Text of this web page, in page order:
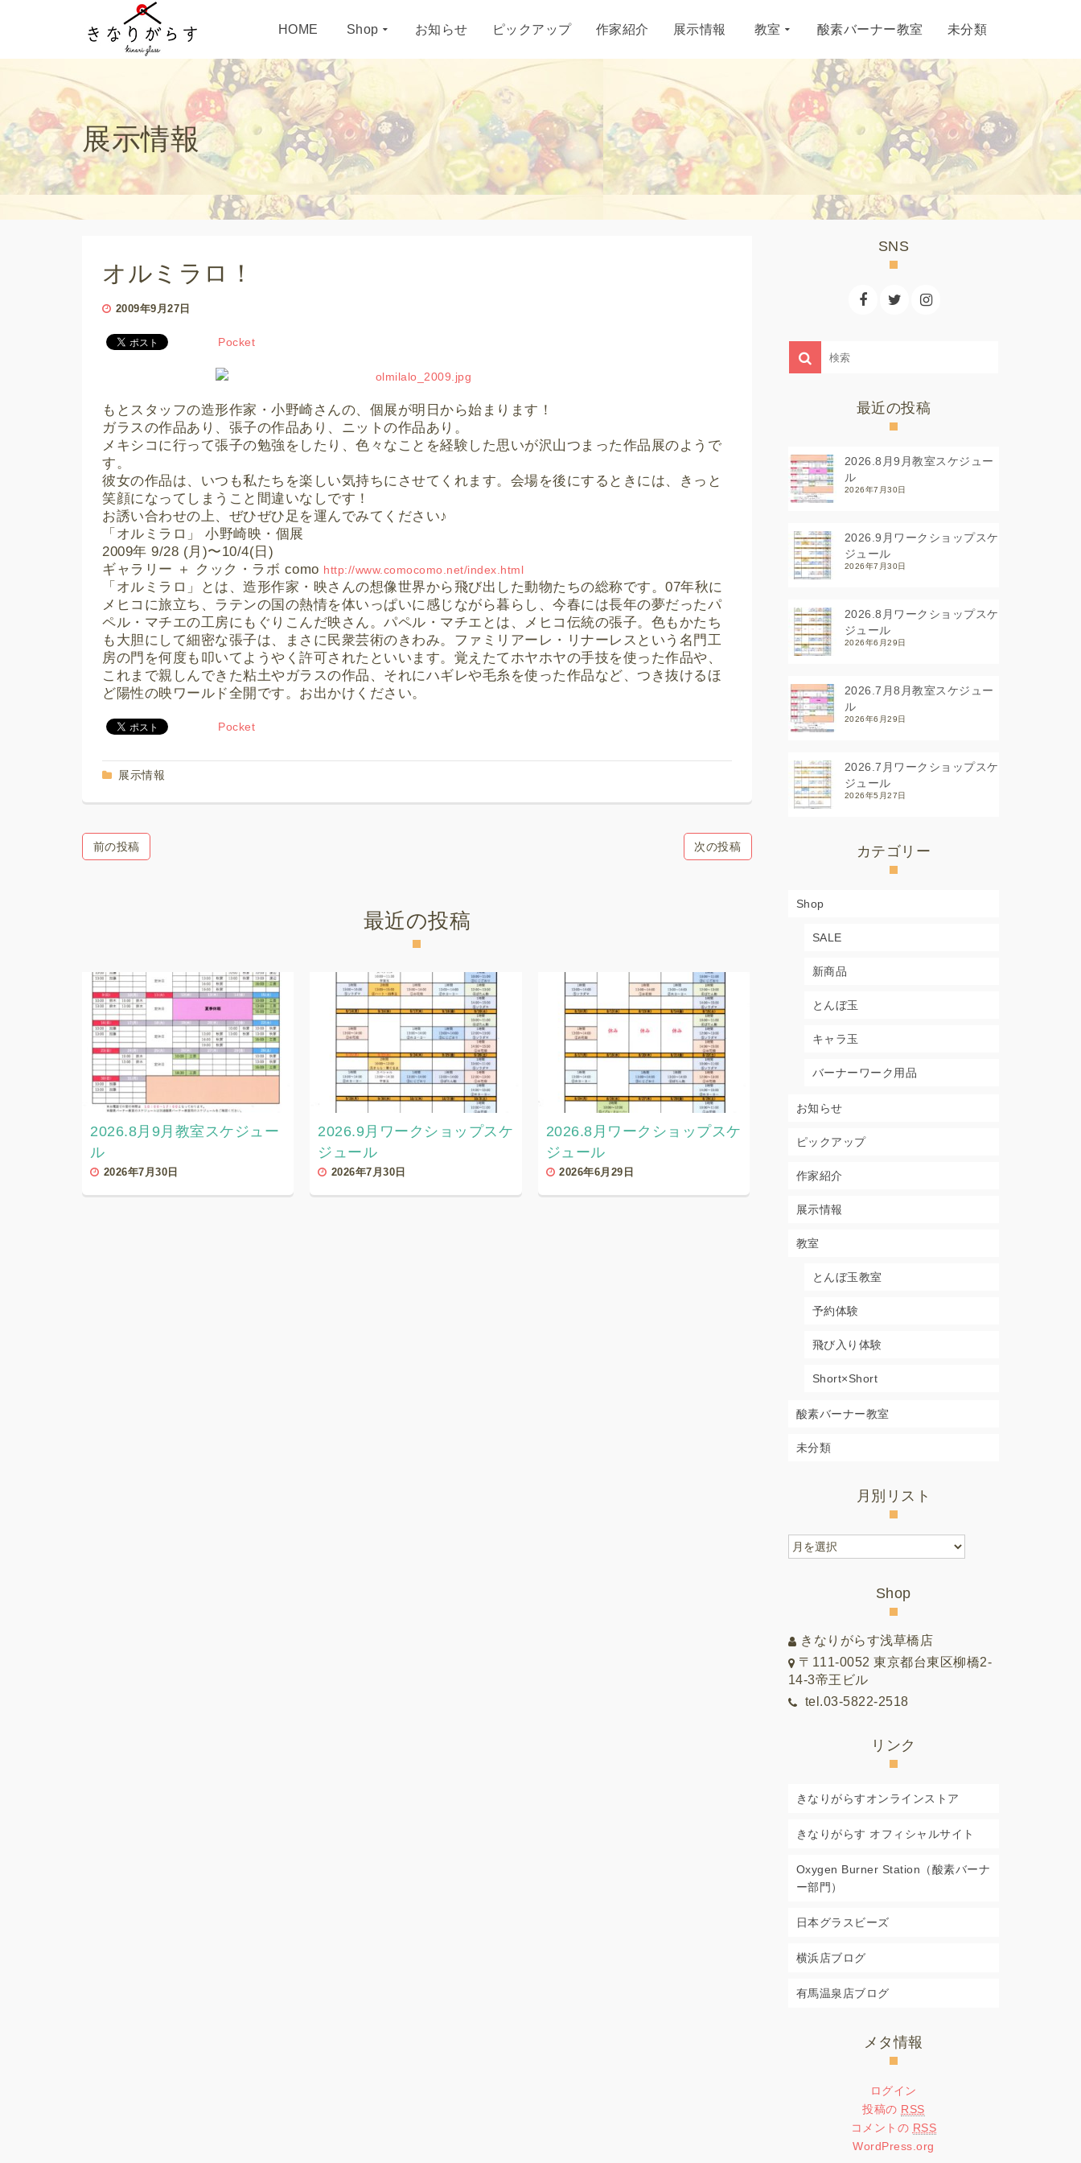
HOME Shop お知らせ ピックアップ 作家紹介 展示情報 教室 酸素バーナー教室 未分類
展示情報
オルミラロ！
2009年9月27日
Pocket
もとスタッフの造形作家・小野崎さんの、個展が明日から始まります！
ガラスの作品あり、張子の作品あり、ニットの作品あり。
メキシコに行って張子の勉強をしたり、色々なことを経験した思いが沢山つまった作品展のようで
す。
彼女の作品は、いつも私たちを楽しい気持ちにさせてくれます。会場を後にするときには、きっと
笑顔になってしまうこと間違いなしです！
お誘い合わせの上、ぜひぜひ足を運んでみてください♪
「オルミラロ」 小野崎映・個展
2009年 9/28 (月)〜10/4(日)
ギャラリー ＋ クック・ラボ como http://www.comocomo.net/index.html
「オルミラロ」とは、造形作家・映さんの想像世界から飛び出した動物たちの総称です。07年秋に
メヒコに旅立ち、ラテンの国の熱情を体いっぱいに感じながら暮らし、今春には長年の夢だったパ
ペル・マチエの工房にもぐりこんだ映さん。パペル・マチエとは、メヒコ伝統の張子。色もかたち
も大胆にして細密な張子は、まさに民衆芸術のきわみ。ファミリアーレ・リナーレスという名門工
房の門を何度も叩いてようやく許可されたといいます。覚えたてホヤホヤの手技を使った作品や、
これまで親しんできた粘土やガラスの作品、それにハギレや毛糸を使った作品など、つき抜けるほ
ど陽性の映ワールド全開です。お出かけください。
Pocket
展示情報
前の投稿 次の投稿
最近の投稿
2026.8月9月教室スケジュー
ル
2026年7月30日
2026.9月ワークショップスケ
ジュール
2026年7月30日
2026.8月ワークショップスケ
ジュール
2026年6月29日 2026年6月29日
SNS
最近の投稿
2026.8月9月教室スケジュー
ル
2026年7月30日
2026.9月ワークショップスケ
ジュール
2026年7月30日
2026.8月ワークショップスケ
ジュール
2026年6月29日
2026.7月8月教室スケジュー
ル
2026年6月29日
2026.7月ワークショップスケ
ジュール
2026年5月27日
カテゴリー
Shop
SALE
新商品
とんぼ玉
キャラ玉
バーナーワーク用品
お知らせ
ピックアップ
作家紹介
展示情報
教室
とんぼ玉教室
予約体験
飛び入り体験
Short×Short
酸素バーナー教室
未分類
月別リスト
月
別
Shop
きなりがらす浅草橋店
〒111-0052 東京都台東区柳橋2-
14-3帝王ビル
tel.03-5822-2518
リンク
きなりがらすオンラインストア
きなりがらす オフィシャルサイト
Oxygen Burner Station（酸素バーナ
ー部門）
日本グラスビーズ
横浜店ブログ
有馬温泉店ブログ
メタ情報
ログイン
投稿の RSS
コメントの RSS
WordPress.org